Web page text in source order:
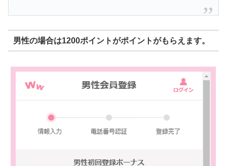
男性の場合は1200ポイントがポイントがもらえます。